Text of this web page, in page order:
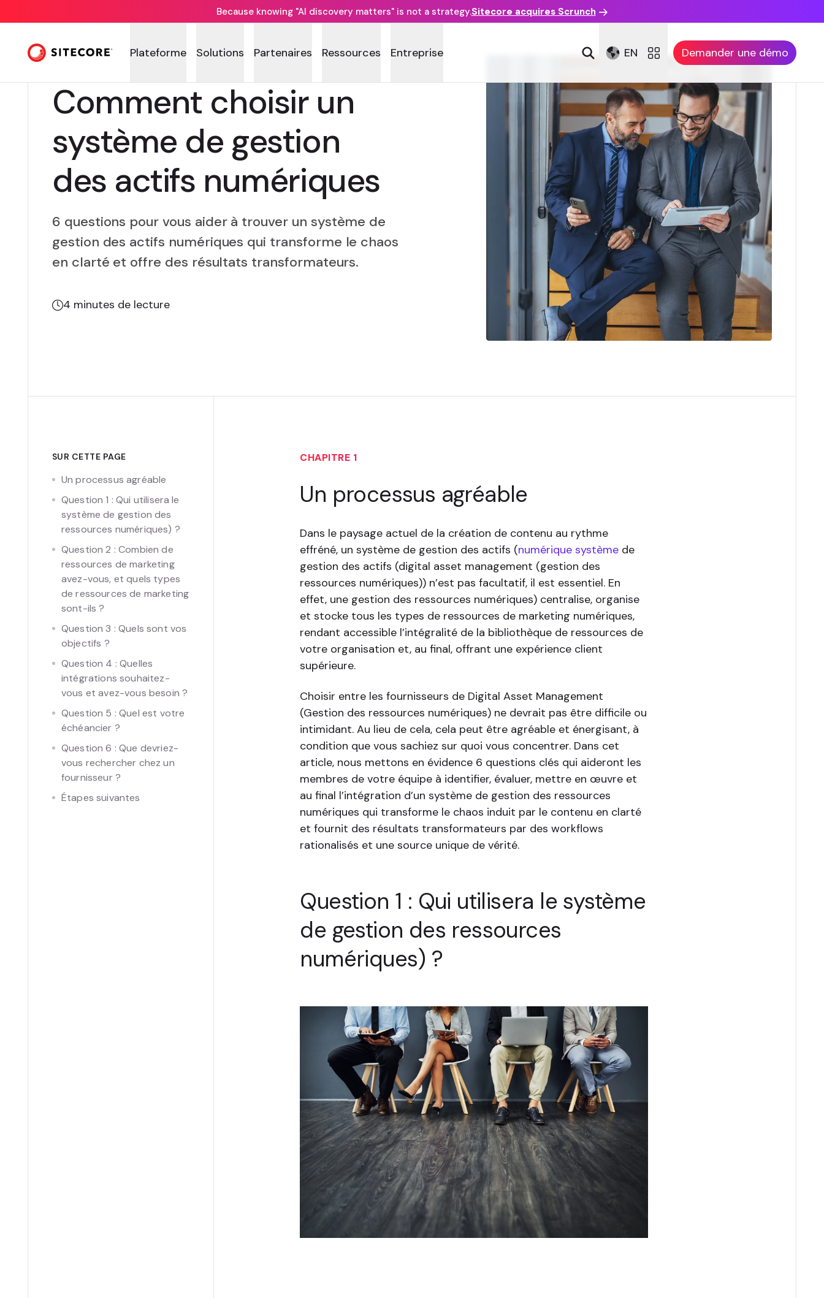
Because knowing "AI discovery matters" is not a strategy.Sitecore acquires Scrunch
Plateforme Solutions Partenaires Ressources Entreprise EN Demander une démo
Comment choisir un
système de gestion
des actifs numériques
6 questions pour vous aider à trouver un système de
gestion des actifs numériques qui transforme le chaos
en clarté et offre des résultats transformateurs.
4 minutes de lecture
SUR CETTE PAGE
Un processus agréable
Question 1 : Qui utilisera le
système de gestion des
ressources numériques) ?
Question 2 : Combien de
ressources de marketing
avez-vous, et quels types
de ressources de marketing
sont-ils ?
Question 3 : Quels sont vos
objectifs ?
Question 4 : Quelles
intégrations souhaitez-
vous et avez-vous besoin ?
Question 5 : Quel est votre
échéancier ?
Question 6 : Que devriez-
vous rechercher chez un
fournisseur ?
Étapes suivantes
CHAPITRE 1
Un processus agréable
Dans le paysage actuel de la création de contenu au rythme
effréné, un système de gestion des actifs (numérique système de
gestion des actifs (digital asset management (gestion des
ressources numériques)) n’est pas facultatif, il est essentiel. En
effet, une gestion des ressources numériques) centralise, organise
et stocke tous les types de ressources de marketing numériques,
rendant accessible l’intégralité de la bibliothèque de ressources de
votre organisation et, au final, offrant une expérience client
supérieure.
Choisir entre les fournisseurs de Digital Asset Management
(Gestion des ressources numériques) ne devrait pas être difficile ou
intimidant. Au lieu de cela, cela peut être agréable et énergisant, à
condition que vous sachiez sur quoi vous concentrer. Dans cet
article, nous mettons en évidence 6 questions clés qui aideront les
membres de votre équipe à identifier, évaluer, mettre en œuvre et
au final l’intégration d’un système de gestion des ressources
numériques qui transforme le chaos induit par le contenu en clarté
et fournit des résultats transformateurs par des workflows
rationalisés et une source unique de vérité.
Question 1 : Qui utilisera le système
de gestion des ressources
numériques) ?